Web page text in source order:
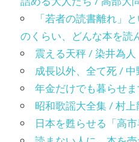
「若者の読書離れ」
のくらい、どんな本を読
震える天秤 / 染井為人
成長以外、全て死 /
年金だけでも暮らせ
昭和歌謡大全集 / 村上
日本を甦らせる「高